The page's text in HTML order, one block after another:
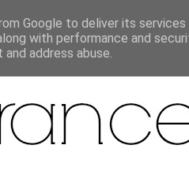
Google to deliver its
with performance and
address abuse.